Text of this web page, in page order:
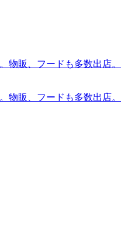
物販、フードも多数出店。
物販、フードも多数出店。